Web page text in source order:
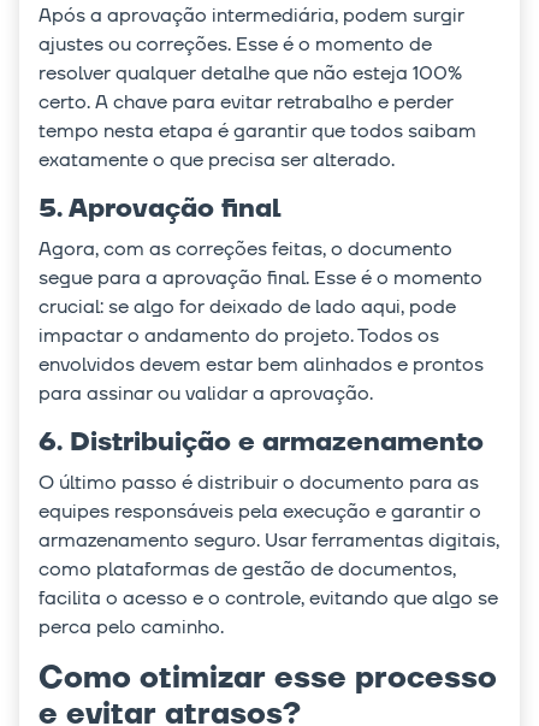
Após a aprovação intermediária, podem surgir
ajustes ou correções. Esse é o momento de
resolver qualquer detalhe que não esteja 100%
certo. A chave para evitar retrabalho e perder
tempo nesta etapa é garantir que todos saibam
exatamente o que precisa ser alterado.
5. Aprovação final
Agora, com as correções feitas, o documento
segue para a aprovação final. Esse é o momento
crucial: se algo for deixado de lado aqui, pode
impactar o andamento do projeto. Todos os
envolvidos devem estar bem alinhados e prontos
para assinar ou validar a aprovação.
6. Distribuição e armazenamento
O último passo é distribuir o documento para as
equipes responsáveis pela execução e garantir o
armazenamento seguro. Usar ferramentas digitais,
como plataformas de gestão de documentos,
facilita o acesso e o controle, evitando que algo se
perca pelo caminho.
Como otimizar esse processo
e evitar atrasos?